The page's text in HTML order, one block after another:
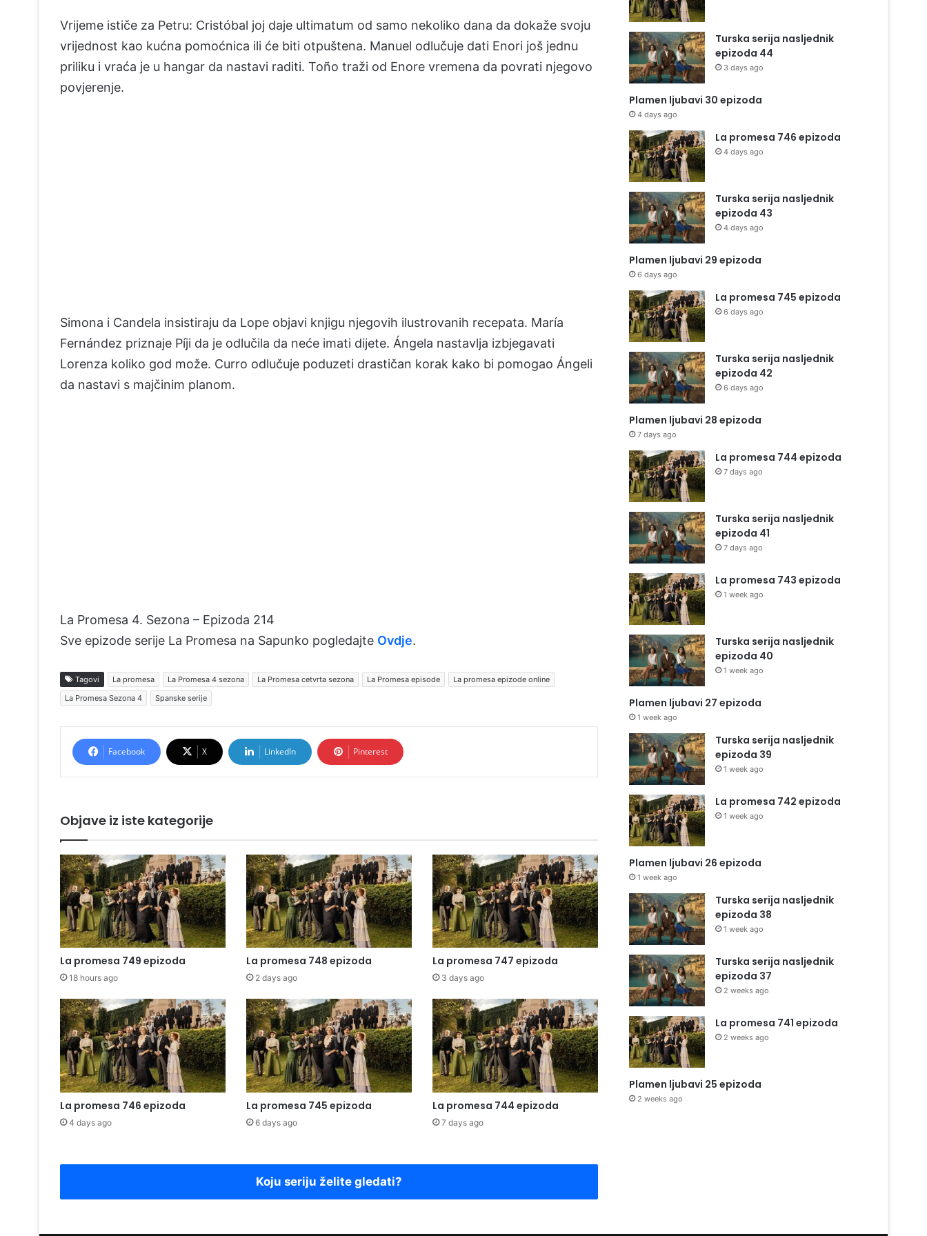
Vrijeme ističe za Petru: Cristóbal joj daje ultimatum od samo nekoliko dana da dokaže svoju
vrijednost kao kućna pomoćnica ili će biti otpuštena. Manuel odlučuje dati Enori još jednu
priliku i vraća je u hangar da nastavi raditi. Toño traži od Enore vremena da povrati njegovo
povjerenje.
Simona i Candela insistiraju da Lope objavi knjigu njegovih ilustrovanih recepata. María
Fernández priznaje Píji da je odlučila da neće imati dijete. Ángela nastavlja izbjegavati
Lorenza koliko god može. Curro odlučuje poduzeti drastičan korak kako bi pomogao Ángeli
da nastavi s majčinim planom.
La Promesa 4. Sezona – Epizoda 214
Sve epizode serije La Promesa na Sapunko pogledajte Ovdje.
Tagovi La promesa La Promesa 4 sezona La Promesa cetvrta sezona La Promesa episode
La promesa epizode online
La Promesa Sezona 4
Spanske serije
Facebook X LinkedIn Pinterest
Objave iz iste kategorije
La promesa 749 epizoda
18 hours ago
La promesa 748 epizoda
2 days ago
La promesa 747 epizoda
3 days ago
La promesa 746 epizoda
4 days ago
La promesa 745 epizoda
6 days ago
La promesa 744 epizoda
7 days ago
Koju seriju želite gledati?
Turska serija nasljednik
epizoda 44
3 days ago
Plamen ljubavi 30 epizoda
4 days ago
La promesa 746 epizoda
4 days ago
Turska serija nasljednik
epizoda 43
4 days ago
Plamen ljubavi 29 epizoda
6 days ago
La promesa 745 epizoda
6 days ago
Turska serija nasljednik
epizoda 42
6 days ago
Plamen ljubavi 28 epizoda
7 days ago
La promesa 744 epizoda
7 days ago
Turska serija nasljednik
epizoda 41
7 days ago
La promesa 743 epizoda
1 week ago
Turska serija nasljednik
epizoda 40
1 week ago
Plamen ljubavi 27 epizoda
1 week ago
Turska serija nasljednik
epizoda 39
1 week ago
La promesa 742 epizoda
1 week ago
Plamen ljubavi 26 epizoda
1 week ago
Turska serija nasljednik
epizoda 38
1 week ago
Turska serija nasljednik
epizoda 37
2 weeks ago
La promesa 741 epizoda
2 weeks ago
Plamen ljubavi 25 epizoda
2 weeks ago